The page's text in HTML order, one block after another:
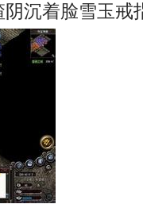
沉着脸雪玉戒